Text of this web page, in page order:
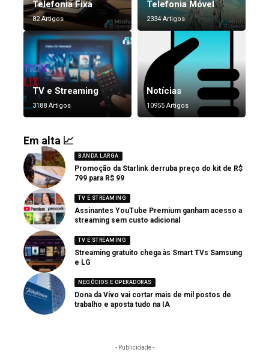
Telefonia Fixa
82 Artigos
Telefonia Móvel
2334 Artigos
TV e Streaming
3188 Artigos
Notícias
10955 Artigos
Em alta 📈
BANDA LARGA
Promoção da Starlink derruba preço do kit de R$
799 para R$ 99
TV E STREAMING
Assinantes YouTube Premium ganham acesso a
streaming sem custo adicional
TV E STREAMING
Streaming gratuito chega às Smart TVs Samsung
e LG
NEGÓCIOS E OPERADORAS
Dona da Vivo vai cortar mais de mil postos de
trabalho e aposta tudo na IA
- Publicidade -